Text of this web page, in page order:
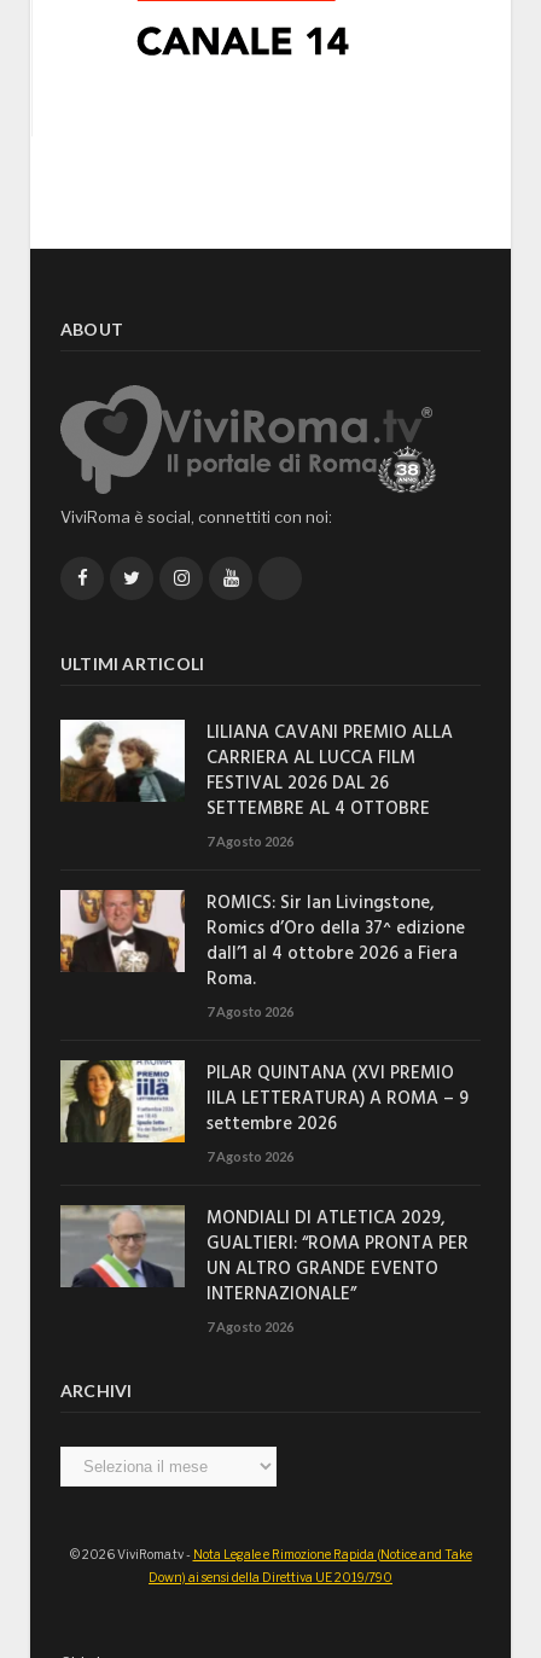
ABOUT
ViviRoma è social, connettiti con noi:
FacebookTwitterInstagramYouTube
ULTIMI ARTICOLI
LILIANA CAVANI PREMIO ALLA
CARRIERA AL LUCCA FILM
FESTIVAL 2026 DAL 26
SETTEMBRE AL 4 OTTOBRE
7 Agosto 2026
ROMICS: Sir Ian Livingstone,
Romics d’Oro della 37^ edizione
dall’1 al 4 ottobre 2026 a Fiera
Roma.
7 Agosto 2026
PILAR QUINTANA (XVI PREMIO
IILA LETTERATURA) A ROMA – 9
settembre 2026
7 Agosto 2026
MONDIALI DI ATLETICA 2029,
GUALTIERI: “ROMA PRONTA PER
UN ALTRO GRANDE EVENTO
INTERNAZIONALE”
7 Agosto 2026
ARCHIVI
Archivi
© 2026 ViviRoma.tv - Nota Legale e Rimozione Rapida (Notice and Take
Down) ai sensi della Direttiva UE 2019/790